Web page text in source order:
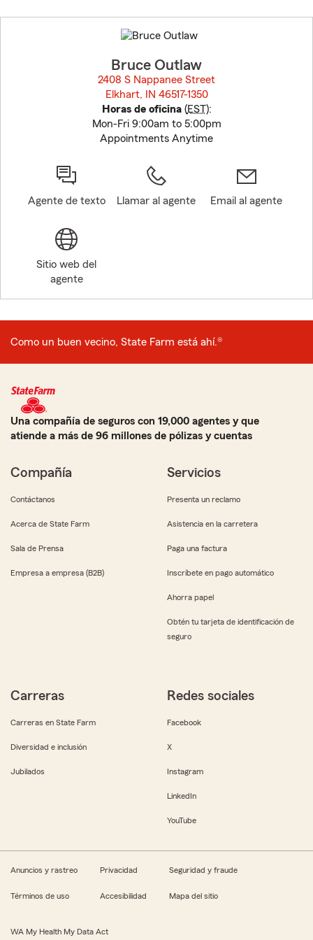
to
before
Bruce Outlaw
2408 S Nappanee Street
Elkhart, IN 46517-1350
Horas de oficina(EST):
Mon-Fri 9:00am to 5:00pm
Appointments Anytime
Agente de texto Llamar al agente Email al agente
Sitio web del
agente
Como un buen vecino, State Farm está ahí.®
Una compañía de seguros con 19,000 agentes y que
atiende a más de 96 millones de pólizas y cuentas
Compañía
Contáctanos
Acerca de State Farm
Sala de Prensa
Empresa a empresa (B2B)
Servicios
Presenta un reclamo
Asistencia en la carretera
Paga una factura
Inscríbete en pago automático
Ahorra papel
Obtén tu tarjeta de identificación de
seguro
Carreras
Carreras en State Farm
Diversidad e inclusión
Jubilados
Redes sociales
Facebook
X
Instagram
LinkedIn
YouTube
Anuncios y rastreo Privacidad Seguridad y fraude
Términos de uso Accesibilidad Mapa del sitio
WA My Health My Data Act